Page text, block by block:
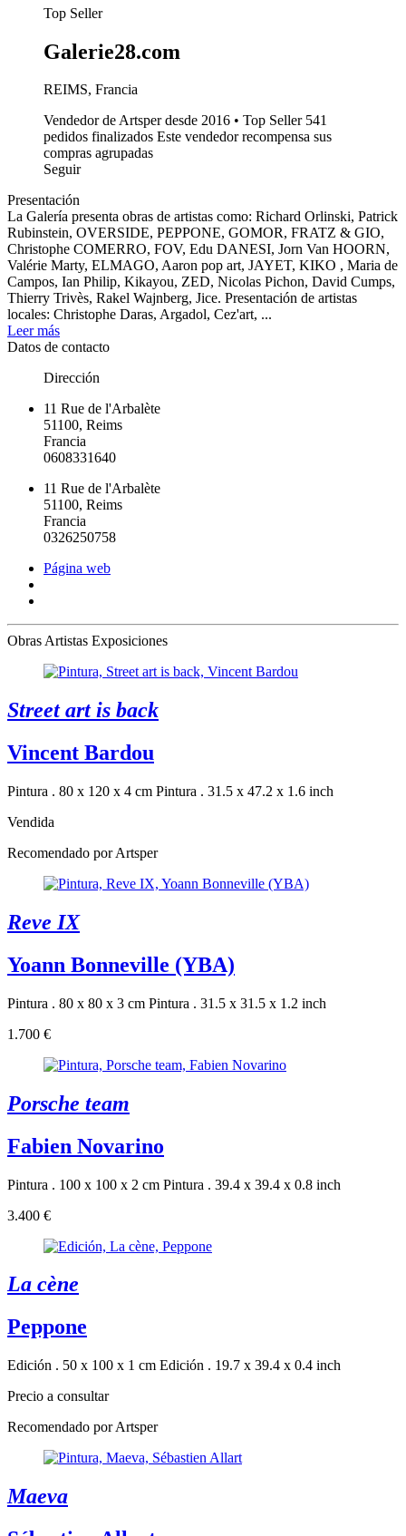
Top Seller
Galerie28.com
REIMS, Francia
Vendedor de Artsper desde 2016 • Top Seller 541
pedidos finalizados Este vendedor recompensa sus
compras agrupadas
Seguir
Presentación
La Galería presenta obras de artistas como: Richard Orlinski, Patrick
Rubinstein, OVERSIDE, PEPPONE, GOMOR, FRATZ & GIO,
Christophe COMERRO, FOV, Edu DANESI, Jorn Van HOORN,
Valérie Marty, ELMAGO, Aaron pop art, JAYET, KIKO , Maria de
Campos, Ian Philip, Kikayou, ZED, Nicolas Pichon, David Cumps,
Thierry Trivès, Rakel Wajnberg, Jice. Presentación de artistas
locales: Christophe Daras, Argadol, Cez'art, ...
Leer más
Datos de contacto
Dirección
11 Rue de l'Arbalète
51100, Reims
Francia
0608331640
11 Rue de l'Arbalète
51100, Reims
Francia
0326250758
Página web
ObrasArtistas Exposiciones
Street art is back
Vincent Bardou
Pintura . 80 x 120 x 4 cm Pintura . 31.5 x 47.2 x 1.6 inch
Vendida
Recomendado por Artsper
Reve IX
Yoann Bonneville (YBA)
Pintura . 80 x 80 x 3 cm Pintura . 31.5 x 31.5 x 1.2 inch
1.700 €
Porsche team
Fabien Novarino
Pintura . 100 x 100 x 2 cm Pintura . 39.4 x 39.4 x 0.8 inch
3.400 €
La cène
Peppone
Edición . 50 x 100 x 1 cm Edición . 19.7 x 39.4 x 0.4 inch
Precio a consultar
Recomendado por Artsper
Maeva